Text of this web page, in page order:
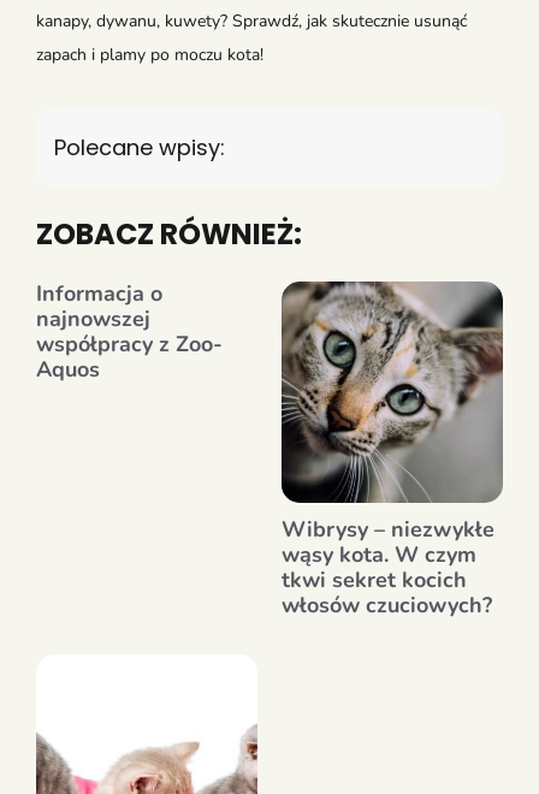
kanapy, dywanu, kuwety? Sprawdź, jak skutecznie usunąć
zapach i plamy po moczu kota!
Polecane wpisy:
ZOBACZ RÓWNIEŻ:
Informacja o
najnowszej
współpracy z Zoo-
Aquos
Wibrysy – niezwykłe
wąsy kota. W czym
tkwi sekret kocich
włosów czuciowych?